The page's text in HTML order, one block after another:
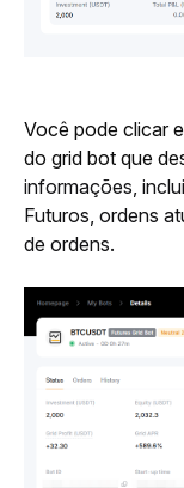
Você pode clicar
do grid bot que
informações,
Futuros, ordens
de ordens.